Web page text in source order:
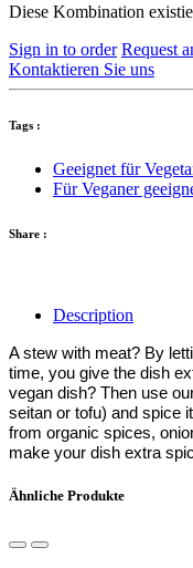
Diese Kombination
Sign in to order Request
Kontaktieren Sie uns
Tags :
Geeignet für
Für Veganer
Share :
Description
A stew with meat? By
time, you give the dish
vegan dish? Then use
seitan or tofu) and spice
from organic spices,
make your dish extra
Ähnliche Produkte